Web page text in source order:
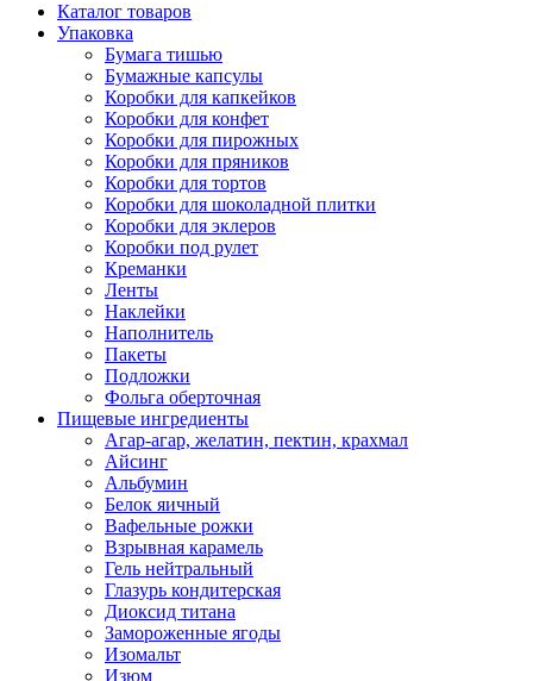
Каталог товаров
Упаковка
Бумага тишью
Бумажные капсулы
Коробки для капкейков
Коробки для конфет
Коробки для пирожных
Коробки для пряников
Коробки для тортов
Коробки для шоколадной плитки
Коробки для эклеров
Коробки под рулет
Креманки
Ленты
Наклейки
Наполнитель
Пакеты
Подложки
Фольга оберточная
Пищевые ингредиенты
Агар-агар, желатин, пектин, крахмал
Айсинг
Альбумин
Белок яичный
Вафельные рожки
Взрывная карамель
Гель нейтральный
Глазурь кондитерская
Диоксид титана
Замороженные ягоды
Изомальт
Изюм